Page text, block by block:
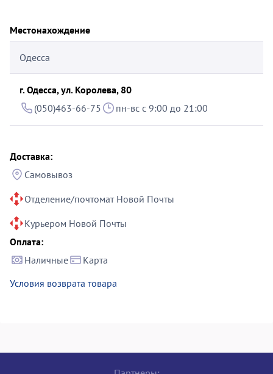
Местонахождение
Одесса
г. Одесса, ул. Королева, 80
(050)463-66-75
пн-вс с 9:00 до 21:00
Доставка:
Самовывоз
Отделение/почтомат Новой Почты
Курьером Новой Почты
Оплата:
Наличные
Карта
Условия возврата товара